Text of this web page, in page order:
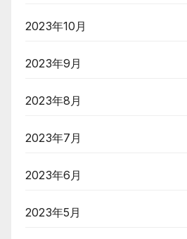
2023年10月
2023年9月
2023年8月
2023年7月
2023年6月
2023年5月